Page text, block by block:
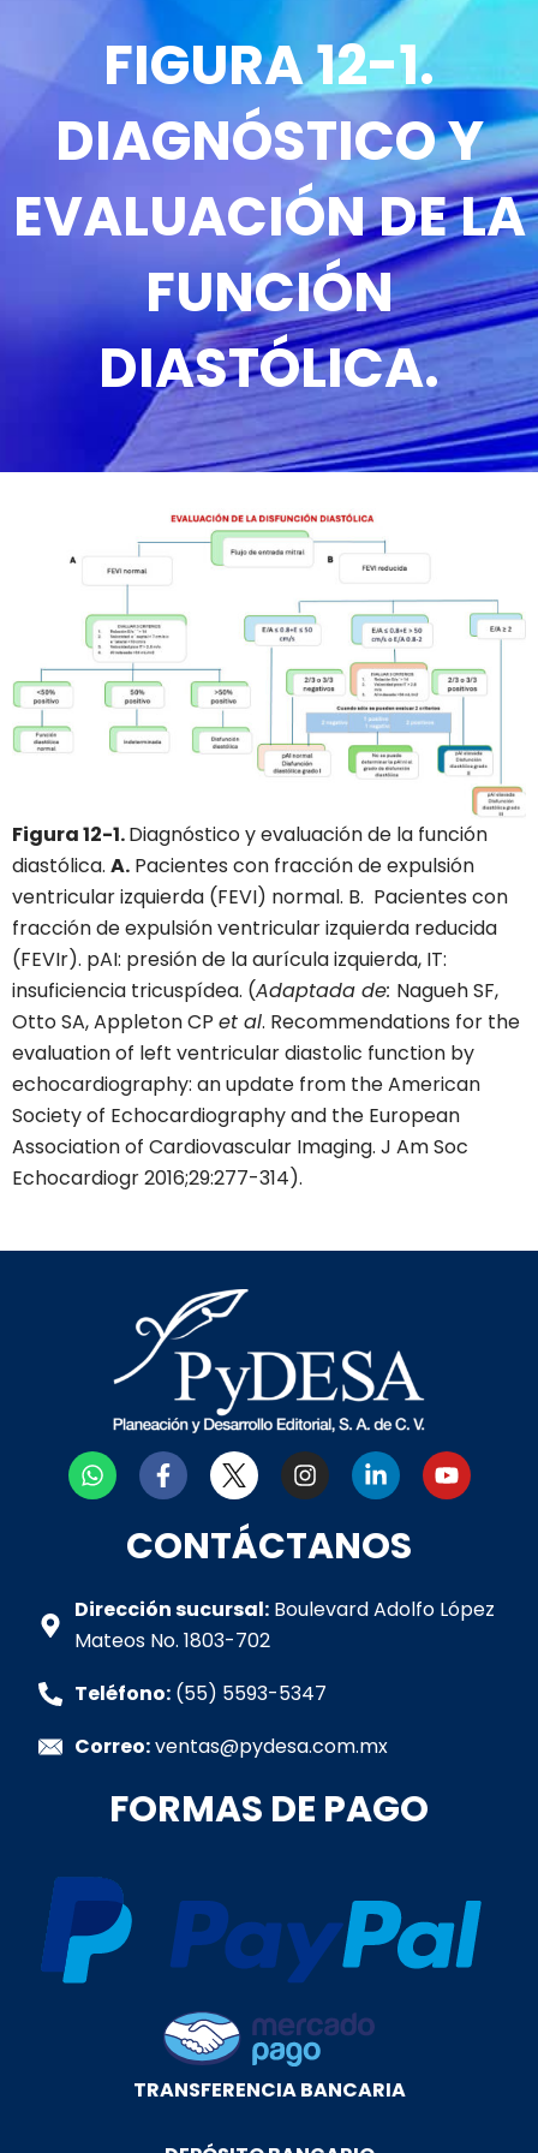
FIGURA 12-1.
DIAGNÓSTICO Y
EVALUACIÓN DE LA
FUNCIÓN
DIASTÓLICA.
Figura 12-1.Diagnóstico y evaluación de la función
diastólica. A. Pacientes con fracción de expulsión
ventricular izquierda (FEVI) normal. B. Pacientes con
fracción de expulsión ventricular izquierda reducida
(FEVIr). pAI: presión de la aurícula izquierda, IT:
insuficiencia tricuspídea. (Adaptada de: Nagueh SF,
Otto SA, Appleton CP et al. Recommendations for the
evaluation of left ventricular diastolic function by
echocardiography: an update from the American
Society of Echocardiography and the European
Association of Cardiovascular Imaging. J Am Soc
Echocardiogr 2016;29:277-314).
W
h
p
p
F
a
e
b
o
k
-
I
n
t
a
r
L
i
k
e
i
Y
o
e
CONTÁCTANOS
Dirección sucursal: Boulevard Adolfo López
Mateos No. 1803-702
Teléfono: (55) 5593-5347
Correo:ventas@pydesa.com.mx
FORMAS DE PAGO
TRANSFERENCIA BANCARIA